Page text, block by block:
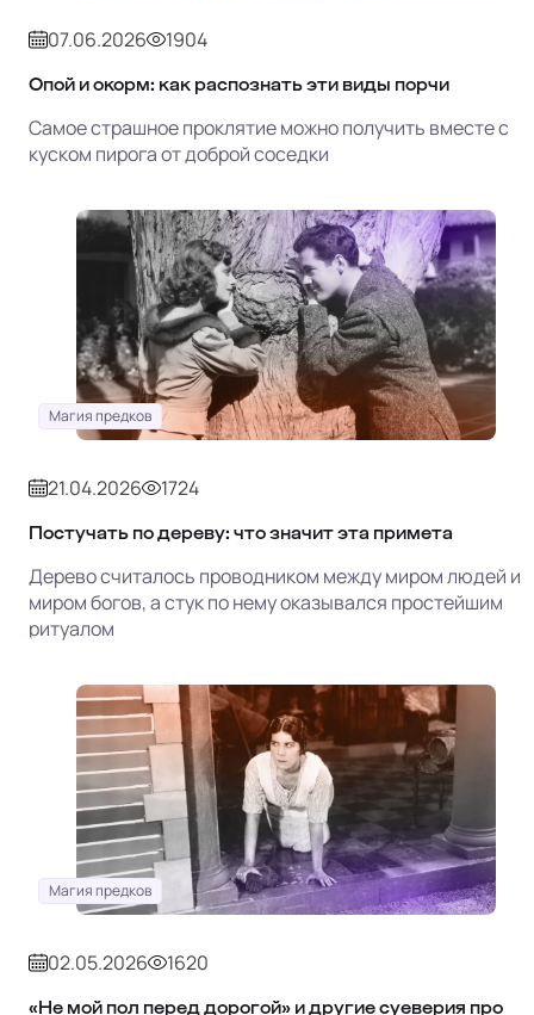
07.06.2026 1904
Опой и окорм: как распознать эти виды порчи
Самое страшное проклятие можно получить вместе с
куском пирога от доброй соседки
Магия предков
21.04.2026 1724
Постучать по дереву: что значит эта примета
Дерево считалось проводником между миром людей и
миром богов, а стук по нему оказывался простейшим
ритуалом
Магия предков
02.05.2026 1620
«Не мой пол перед дорогой» и другие суеверия про